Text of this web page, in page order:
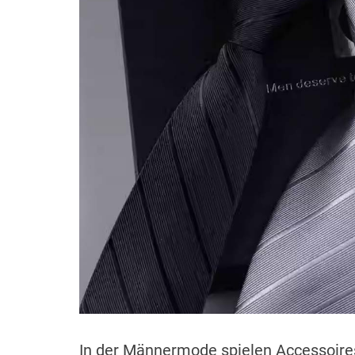
In der Männermode spielen